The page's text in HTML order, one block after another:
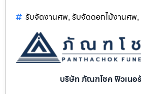
รับจัดงานศพ, รับจัดดอกไม้งานศพ,
บริษัท ภัณฑโชค ฟิวเนอ